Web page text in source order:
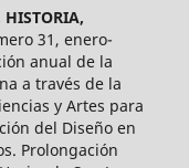
HISTORIA,
31, enero-
anual de la
a través de la
y Artes para
del Diseño en
Prolongación